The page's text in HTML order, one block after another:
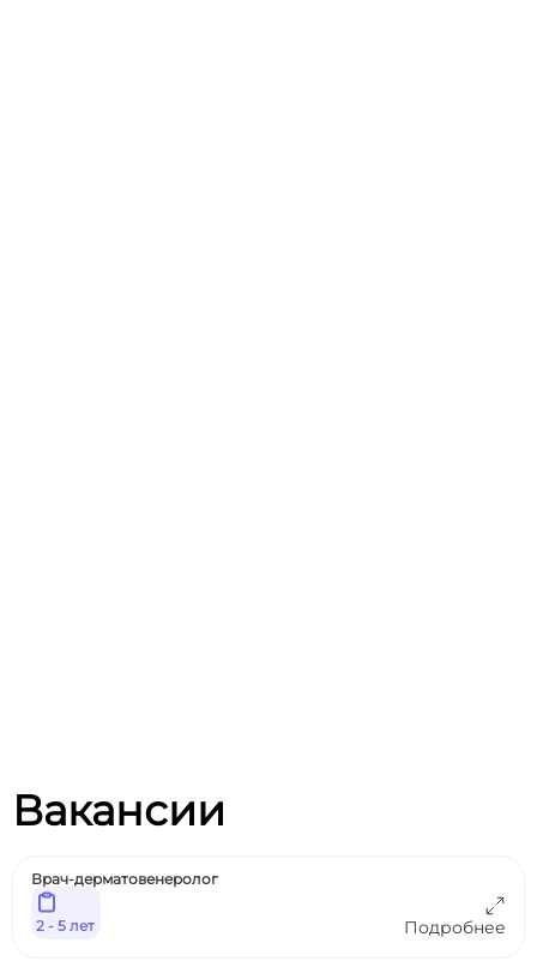
Вакансии
Врач-дерматовенеролог
Подробнее
2 - 5 лет